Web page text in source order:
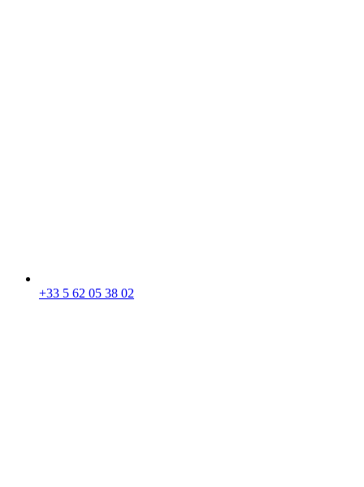
+33 5 62 05 38 02